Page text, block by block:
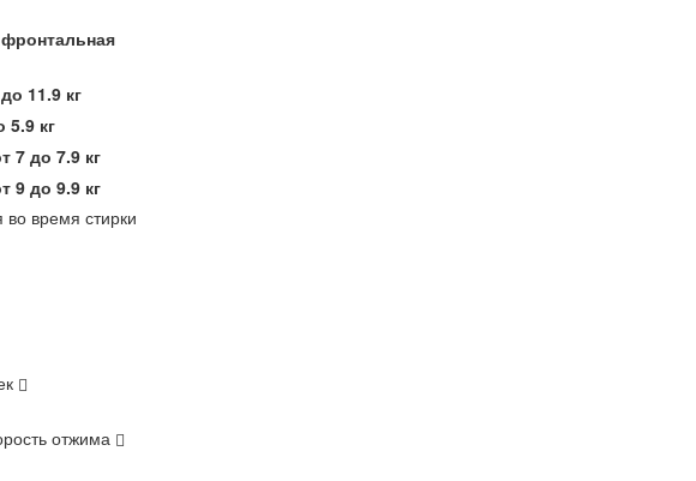
фронтальная
11.9 кг
5.9 кг
7 до 7.9 кг
9 до 9.9 кг
время стирки
отжима